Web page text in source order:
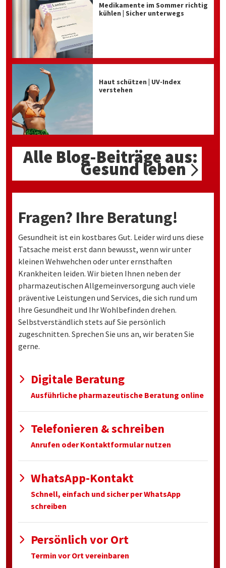
Medikamente im Sommer richtig
kühlen | Sicher unterwegs
Haut schützen | UV-Index
verstehen
Alle Blog-Beiträge aus:
Gesund leben
Fragen? Ihre Beratung!
Gesundheit ist ein kostbares Gut. Leider wird uns diese
Tatsache meist erst dann bewusst, wenn wir unter
kleinen Wehwehchen oder unter ernsthaften
Krankheiten leiden. Wir bieten Ihnen neben der
pharmazeutischen Allgemeinversorgung auch viele
präventive Leistungen und Services, die sich rund um
Ihre Gesundheit und Ihr Wohlbefinden drehen.
Selbstverständlich stets auf Sie persönlich
zugeschnitten. Sprechen Sie uns an, wir beraten Sie
gerne.
Digitale Beratung
Ausführliche pharmazeutische Beratung online
Telefonieren & schreiben
Anrufen oder Kontaktformular nutzen
WhatsApp-Kontakt
Schnell, einfach und sicher per WhatsApp
schreiben
Persönlich vor Ort
Termin vor Ort vereinbaren